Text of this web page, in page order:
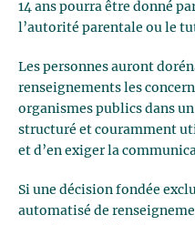
14 ans pourra être donné
l’autorité parentale ou le
Les personnes auront
renseignements les
organismes publics dans
structuré et couramment
et d’en exiger la
Si une décision fondée
automatisé de